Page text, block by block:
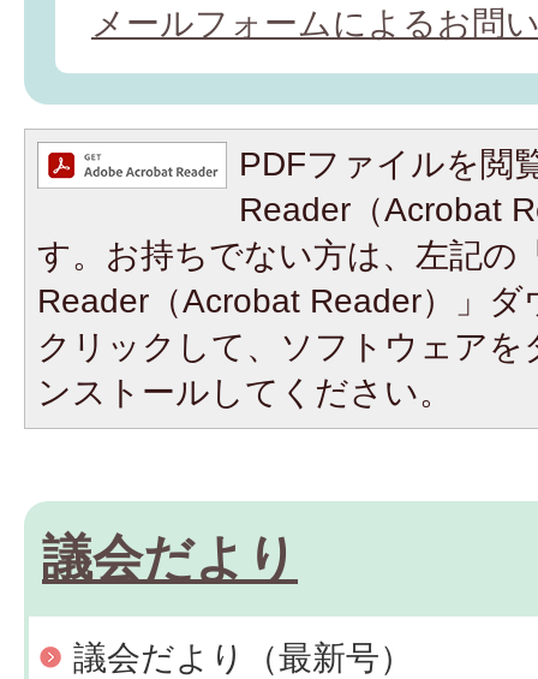
メールフォームによるお問
PDFファイルを閲
Reader（Acrobat
す。お持ちでない方は、左記の
Reader（Acrobat Reader）」
クリックして、ソフトウェア
ンストールしてください。
議会だより
議会だより（最新号）